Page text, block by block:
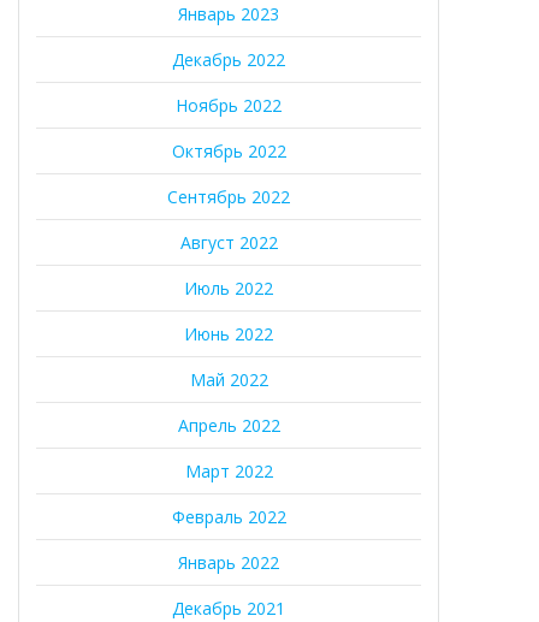
Январь 2023
Декабрь 2022
Ноябрь 2022
Октябрь 2022
Сентябрь 2022
Август 2022
Июль 2022
Июнь 2022
Май 2022
Апрель 2022
Март 2022
Февраль 2022
Январь 2022
Декабрь 2021